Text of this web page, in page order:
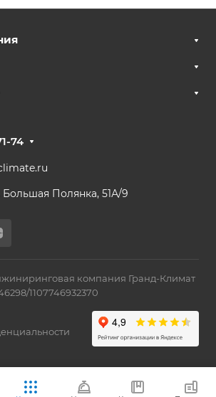
74
Большая Полянка, 51А/9
компания Гранд-Климат
1107746932370